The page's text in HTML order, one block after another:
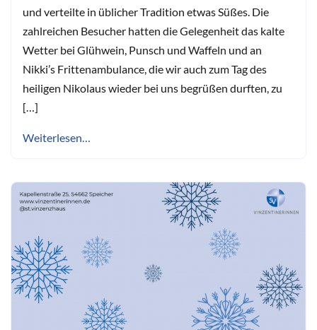
und verteilte in üblicher Tradition etwas Süßes. Die
zahlreichen Besucher hatten die Gelegenheit das kalte
Wetter bei Glühwein, Punsch und Waffeln und an
Nikki’s Frittenambulance, die wir auch zum Tag des
heiligen Nikolaus wieder bei uns begrüßen durften, zu
[…]
Weiterlesen…